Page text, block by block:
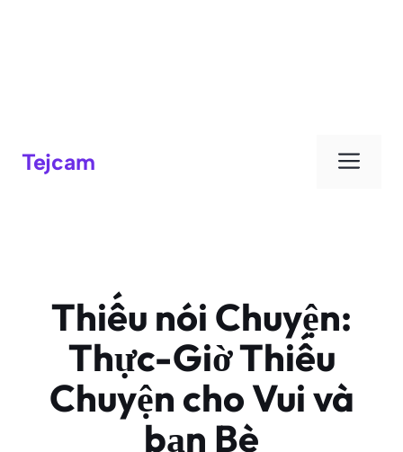
Tejcam Đơn
Thiếu nói Chuyện:
Thực-Giờ Thiếu
Chuyện cho Vui và
bạn Bè